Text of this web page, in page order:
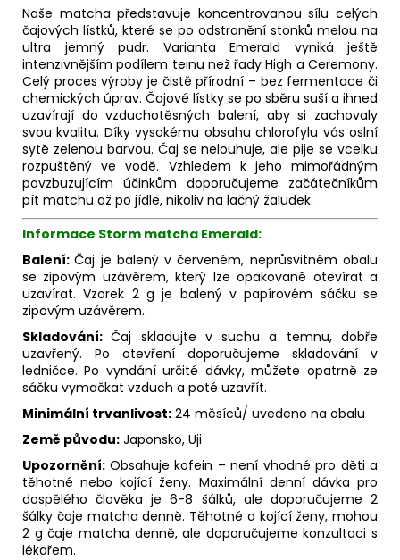
Naše matcha představuje koncentrovanou sílu celých
čajových lístků, které se po odstranění stonků melou na
ultra jemný pudr. Varianta Emerald vyniká ještě
intenzivnějším podílem teinu než řady High a Ceremony.
Celý proces výroby je čistě přírodní – bez fermentace či
chemických úprav. Čajové lístky se po sběru suší a ihned
uzavírají do vzduchotěsných balení, aby si zachovaly
svou kvalitu. Díky vysokému obsahu chlorofylu vás oslní
sytě zelenou barvou. Čaj se nelouhuje, ale pije se vcelku
rozpuštěný ve vodě. Vzhledem k jeho mimořádným
povzbuzujícím účinkům doporučujeme začátečníkům
pít matchu až po jídle, nikoliv na lačný žaludek.
Informace Storm matcha Emerald:
Balení:Čaj je balený v červeném, neprůsvitném obalu
se zipovým uzávěrem, který lze opakovaně otevírat a
uzavírat. Vzorek 2 g je balený v papírovém sáčku se
zipovým uzávěrem.
Skladování: Čaj skladujte v suchu a temnu, dobře
uzavřený. Po otevření doporučujeme skladování v
ledničce. Po vyndání určité dávky, můžete opatrně ze
sáčku vymačkat vzduch a poté uzavřít.
Minimální trvanlivost: 24 měsíců/ uvedeno na obalu
Země původu: Japonsko, Uji
Upozornění: Obsahuje kofein – není vhodné pro děti a
těhotné nebo kojící ženy. Maximální denní dávka pro
dospělého člověka je 6-8 šálků, ale doporučujeme 2
šálky čaje matcha denně. Těhotné a kojící ženy, mohou
2 g čaje matcha denně, ale doporučujeme konzultaci s
lékařem.